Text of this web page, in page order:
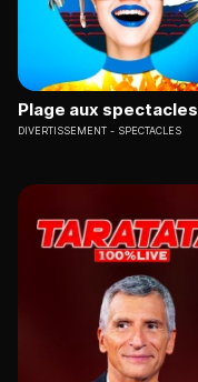
Plage aux
DIVERTISSEMENT SPECTACLES